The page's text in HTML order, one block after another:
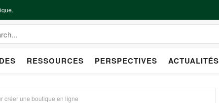
RESSOURCES PERSPECTIVES ACTUALITÉS
créer une boutique en ligne